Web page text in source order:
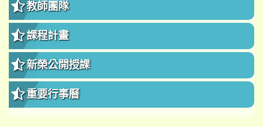
教師團隊
課程計畫
新榮公開授課
重要行事曆